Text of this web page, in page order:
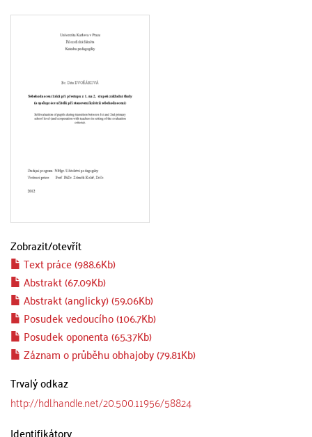
Zobrazit/otevřít
Text práce (988.6Kb)
Abstrakt (67.09Kb)
Abstrakt (anglicky) (59.06Kb)
Posudek vedoucího (106.7Kb)
Posudek oponenta (65.37Kb)
Záznam o průběhu obhajoby (79.81Kb)
Trvalý odkaz
http://hdl.handle.net/20.500.11956/58824
Identifikátory